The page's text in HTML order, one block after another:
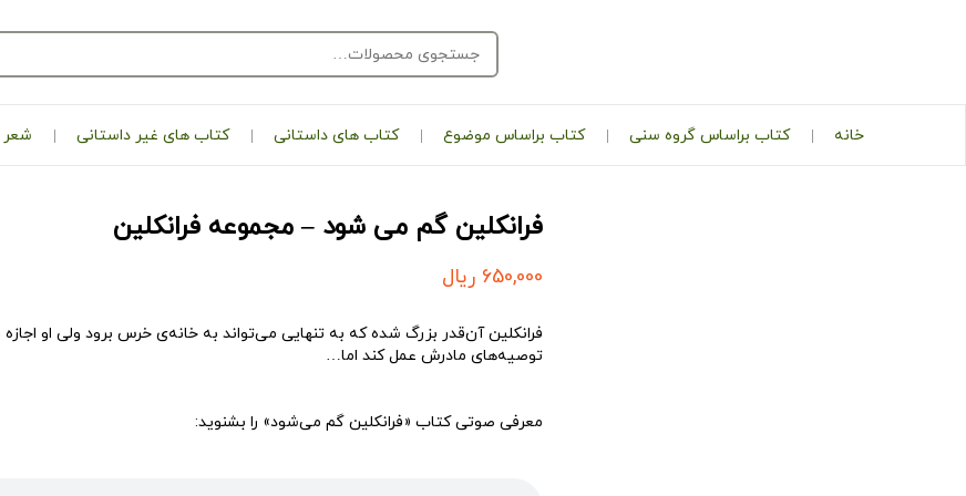
خانه کتاب براساس گروه سنی کتاب براساس موضوع کتاب های داستانی کتاب های غیر داستانی شعر
فرانکلین گم می شود – مجموعه‌ فرانکلین
650,000 ریال
فرانکلین آن‌قدر بزرگ شده که به تنهایی می‌تواند به خانه‌ی خرس برود ولی او
توصیه‌های مادرش عمل کند اما…
معرفی صوتی کتاب «فرانکلین گم می‌شود» را بشنوید: